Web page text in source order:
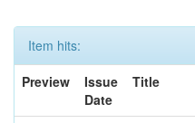
Item hits:
Preview
Issue
Date
Title